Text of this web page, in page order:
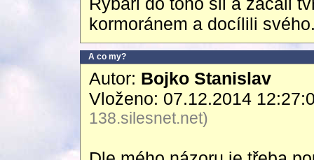
kormoránem a docílili
A co my?
Autor: Bojko Stanislav
Vloženo: 07.12.2014
138.silesnet.net)